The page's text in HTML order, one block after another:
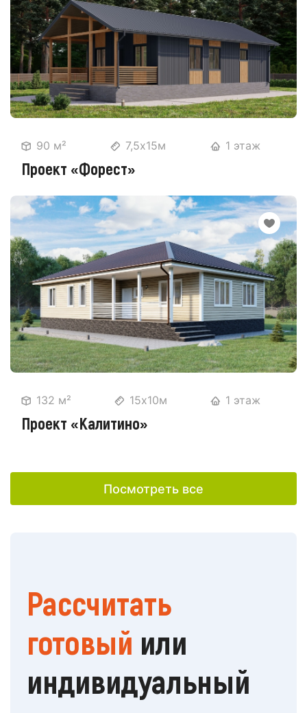
90 м² 7,5х15м 1 этаж
Проект «Форест»
132 м² 15х10м 1 этаж
Проект «Калитино»
Посмотреть все
Рассчитать
готовый или
индивидуальный